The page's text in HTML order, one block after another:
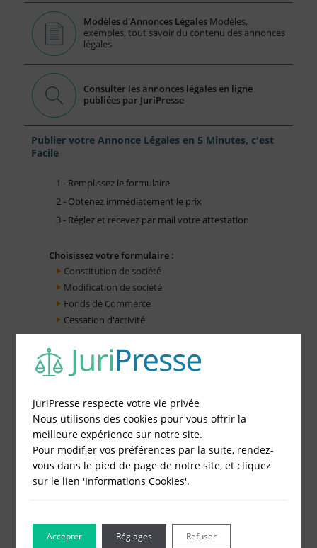
Modèles d'Annonces Légales Modèles,
exemples, tout savoir du contenu des annonces
légales
Consulter les annonces légales en ligne
publiées par JuriPresse
Publier votre Annonce Légales en 5 Minutes, c'est
Facile
1 - Remplissez le formulaire
2 - Obtenez immédiatement le prix
3 - Réglez et recevez par mail votre attestation
Choisissez votre formulaire :
Constitution de société
Modification de société
Fonds de Commerce
Cessation d'activité
JuriPresse respecte votre vie privée
Nous utilisons des cookies pour vous offrir la
meilleure expérience sur notre site.
Pour modifier vos préférences par la suite, rendez-
vous dans le pied de page de notre site, et cliquez
sur le lien 'Informations Cookies'.
Accepter Refuser
Réglages